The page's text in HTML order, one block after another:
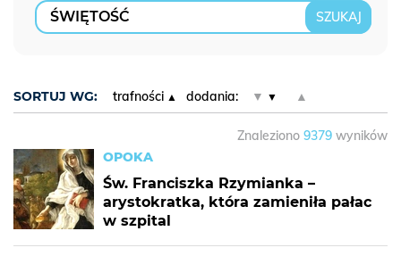
SORTUJ WG: trafności dodania: ▼ ▲
Znaleziono 9379 wyników
OPOKA
Św. Franciszka Rzymianka –
arystokratka, która zamieniła pałac
w szpital